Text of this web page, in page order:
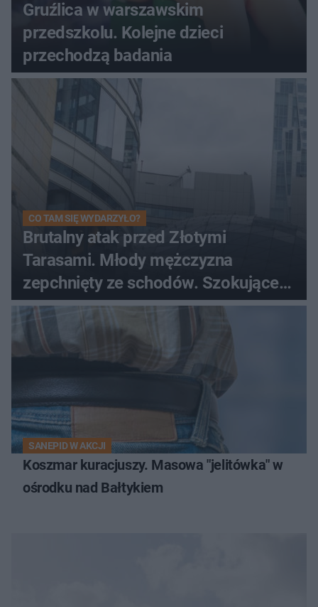
Gruźlica w warszawskim
przedszkolu. Kolejne dzieci
przechodzą badania
CO TAM SIĘ WYDARZYŁO?
Brutalny atak przed Złotymi
Tarasami. Młody mężczyzna
zepchnięty ze schodów. Szokujące
nagranie krąży po sieci
SANEPID W AKCJI
Koszmar kuracjuszy. Masowa "jelitówka" w
ośrodku nad Bałtykiem